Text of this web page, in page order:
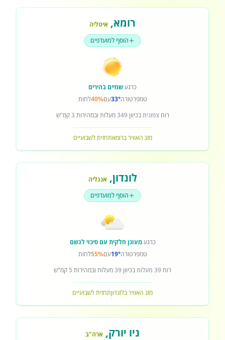
רומא, איטליה
הוסף למועדפים
כרגעשמיים בהירים
טמפרטורה33°עם40%לחות
רוחצפוניתבכיוון349מעלות ובמהירות 3קמ"ש
מזג האוויר ברומאתחזית לשבועיים
לונדון, אנגליה
הוסף למועדפים
כרגעמעונן חלקית עם סיכוי לגשם
טמפרטורה19°עם55%לחות
רוח 39 מעלות בכיוון39מעלות ובמהירות 5 קמ"ש
מזג האוויר בלונדוןתחזית לשבועיים
ניו יורק, ארה"ב